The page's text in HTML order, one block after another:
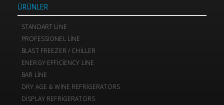
ÜRÜNLER
STANDART LINE
PROFESSIONEL LINE
BLAST FREEZER / CHILLER
ENERGY EFFICIENCY LINE
BAR LINE
DRY AGE & WINE REFRIGERATORS
DISPLAY REFRIGERATORS